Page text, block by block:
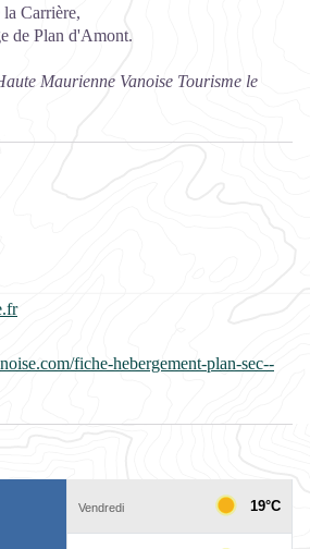
Carrière,
de Plan d'Amont.
Maurienne Vanoise Tourisme le
fiche-hebergement-plan-sec--